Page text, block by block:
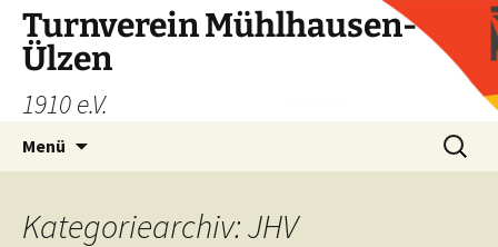
Zum
Inhalt
springen
Turnverein Mühlhausen-
Ülzen
1910 e.V.
Menü
Suchen
nach:
Kategoriearchiv: JHV